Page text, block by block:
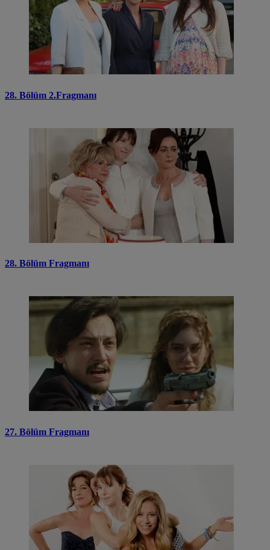
28. Bölüm 2.Fragmanı
28. Bölüm Fragmanı
27. Bölüm Fragmanı